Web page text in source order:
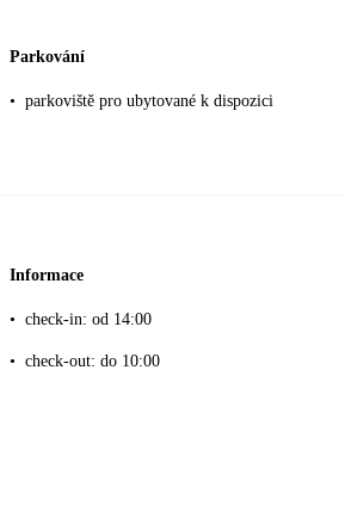
Parkování
• parkoviště pro ubytované k dispozici
Informace
• check-in: od 14:00
• check-out: do 10:00